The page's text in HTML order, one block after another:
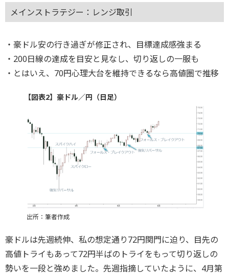
メインストラテジー：レンジ取引
・豪ドル安の行き過ぎが修正され、目標達成感強まる
・200日線の達成を目安と見なし、切り返しの一服も
・とはいえ、70円心理大台を維持できるなら高値圏で推移
【図表2】豪ドル／円（日足）
出所：筆者作成
豪ドルは先週続伸、私の想定通り72円関門に迫り、目先の
高値トライもあって72円半ばのトライをもって切り返しの
勢いを一段と強めました。先週指摘していたように、4月第